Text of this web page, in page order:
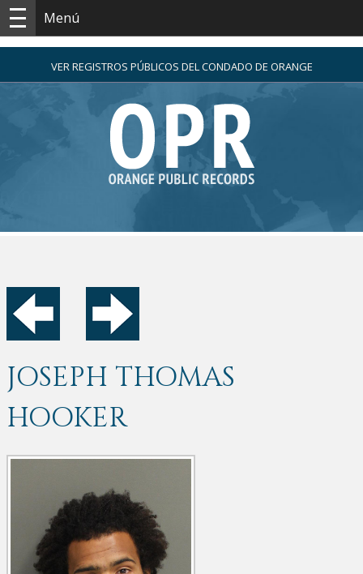
Menú
VER REGISTROS PÚBLICOS DEL CONDADO DE ORANGE
JOSEPH THOMAS
HOOKER